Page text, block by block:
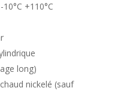
+110°C
long)
nickelé (sauf